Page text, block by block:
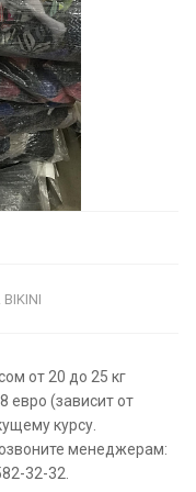
BIKINI
от 20 до 25 кг
евро (зависит от
курсу.
менеджерам:
32-32.